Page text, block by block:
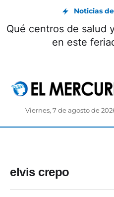
Noticias
Qué centros de salud
en este
Viernes, 7 de agosto de
elvis crepo